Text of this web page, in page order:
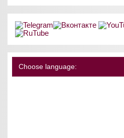
Choose language: